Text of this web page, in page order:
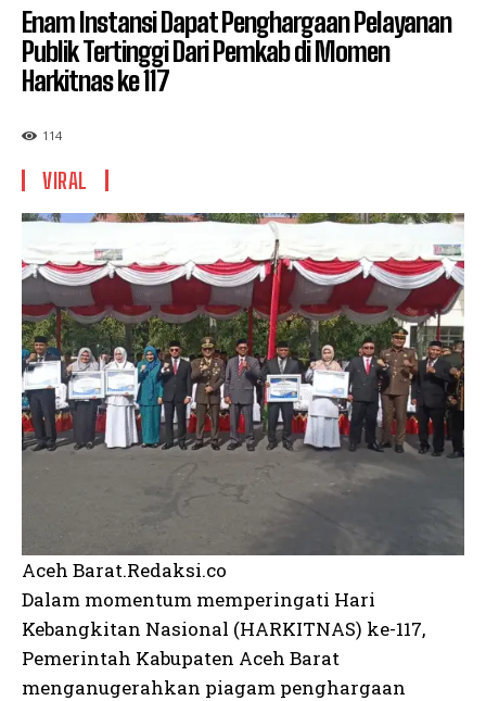
Enam Instansi Dapat Penghargaan Pelayanan
Publik Tertinggi Dari Pemkab di Momen
Harkitnas ke 117
114
VIRAL
Aceh Barat.Redaksi.co
Dalam momentum memperingati Hari
Kebangkitan Nasional (HARKITNAS) ke-117,
Pemerintah Kabupaten Aceh Barat
menganugerahkan piagam penghargaan